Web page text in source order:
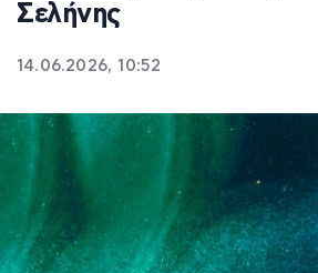
Σελήνης
14.06.2026, 10:52